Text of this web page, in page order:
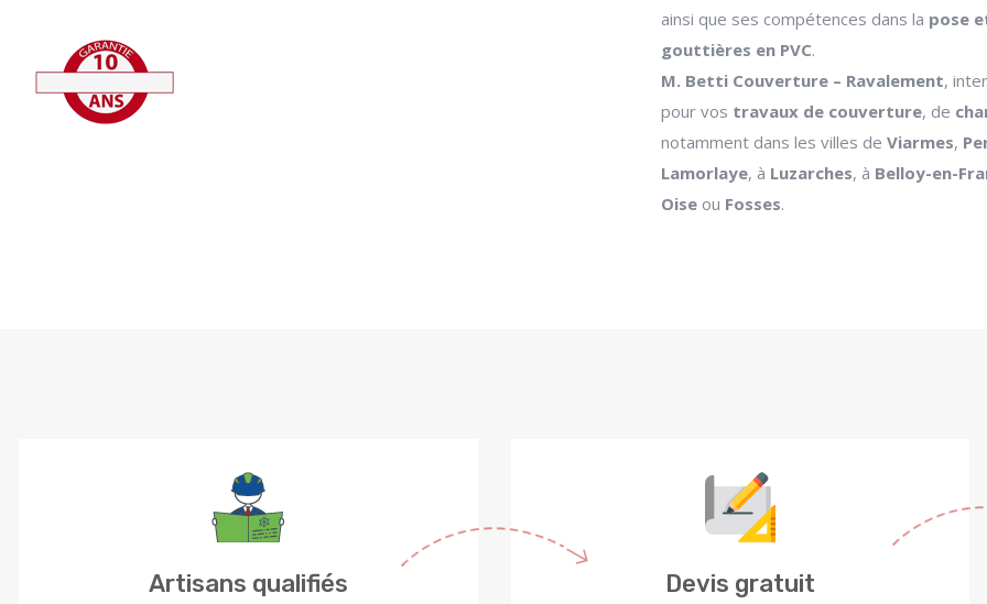
ainsi que ses compétences dans la pose
gouttières en PVC.
M. Betti Couverture – Ravalement,
pour vos travaux de couverture, de
notamment dans les villes de Viarmes,
Lamorlaye, à Luzarches, à Belloy-en-
Oise ou Fosses.
Artisans qualifiés Devis gratuit